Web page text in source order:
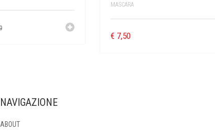
MASCARA
€ 7,50
NAVIGAZIONE
ABOUT